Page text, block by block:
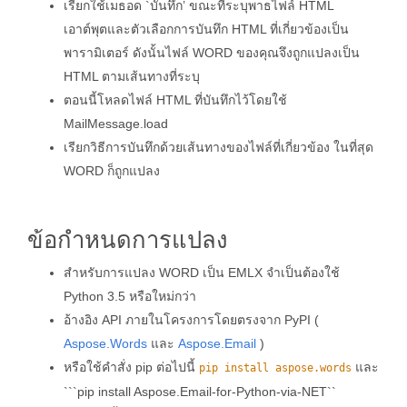
เรียกใช้เมธอด `บันทึก’ ขณะที่ระบุพาธไฟล์ HTML
เอาต์พุตและตัวเลือกการบันทึก HTML ที่เกี่ยวข้องเป็น
พารามิเตอร์ ดังนั้นไฟล์ WORD ของคุณจึงถูกแปลงเป็น
HTML ตามเส้นทางที่ระบุ
ตอนนี้โหลดไฟล์ HTML ที่บันทึกไว้โดยใช้
MailMessage.load
เรียกวิธีการบันทึกด้วยเส้นทางของไฟล์ที่เกี่ยวข้อง ในที่สุด
WORD ก็ถูกแปลง
ข้อกำหนดการแปลง
สำหรับการแปลง WORD เป็น EMLX จำเป็นต้องใช้
Python 3.5 หรือใหม่กว่า
อ้างอิง API ภายในโครงการโดยตรงจาก PyPI (
Aspose.Words และ Aspose.Email )
หรือใช้คำสั่ง pip ต่อไปนี้ pip install aspose.words และ
```pip install Aspose.Email-for-Python-via-NET``